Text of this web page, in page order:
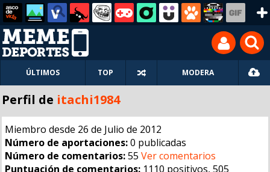
ÚLTIMOS TOP MODERA
Perfil de itachi1984
Miembro desde 26 de Julio de 2012
Número de aportaciones:0 publicadas
Número de comentarios:55 Ver comentarios
Puntuación de comentarios: 1110 positivos, 505